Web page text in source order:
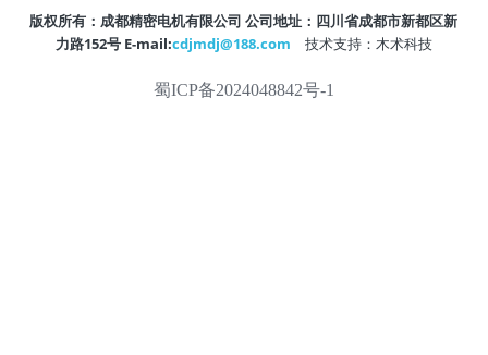
版权所有：成都精密电机有限公司 公司地址：四川省成都市新都区新
力路152号 E-mail:cdjmdj@188.com 技术支持：木术科技
蜀ICP备2024048842号-1